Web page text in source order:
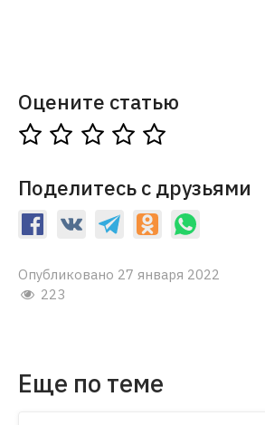
Оцените статью
Поделитесь с друзьями
Опубликовано 27 января 2022
223
Еще по теме